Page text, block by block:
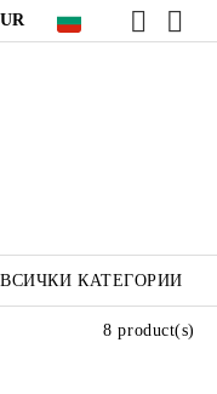
ВСИЧКИ КАТЕГОРИИ
8 product(s)